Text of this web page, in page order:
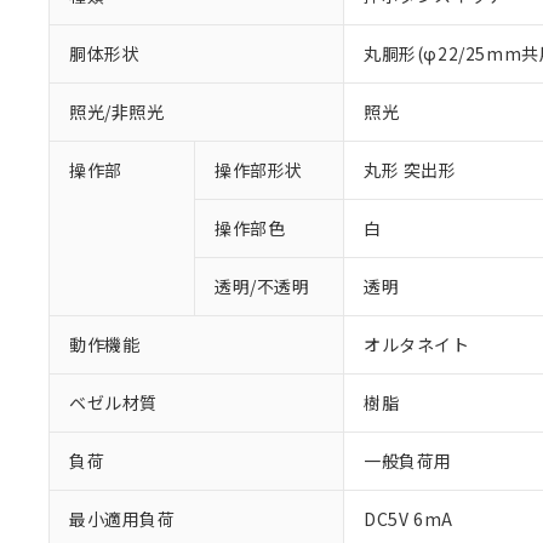
胴体形状 丸胴形(φ22/25mm共
照光/非照光 照光
操作部 操作部形状 丸形 突出形
操作部色 白
透明/不透明 透明
動作機能 オルタネイト
ベゼル材質 樹脂
負荷 一般負荷用
最小適用負荷 DC5V 6mA